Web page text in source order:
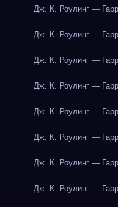
Дж. К. Роулинг —
Дж. К. Роулинг —
Дж. К. Роулинг —
Дж. К. Роулинг —
Дж. К. Роулинг —
Дж. К. Роулинг —
Дж. К. Роулинг —
Дж. К. Роулинг —